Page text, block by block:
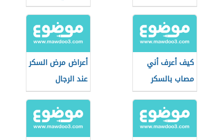
كيف أعرف أني
مصاب بالسكر
أعراض مرض السكر
عند الرجال